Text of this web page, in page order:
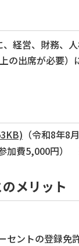
経営、財務、
の出席が必要
（令和8年
加費5,000円）
メリット
ントの登録